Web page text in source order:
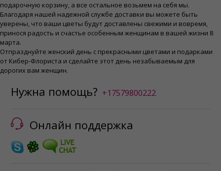
подарочную корзину, а все остальное возьмем на себя мы.
Благодаря нашей надежной службе доставки вы можете быть
уверены, что ваши цветы будут доставлены свежими и вовремя,
принося радость и счастье особенным женщинам в вашей жизни 8
марта.
Отпразднуйте женский день с прекрасными цветами и подарками
от Кибер-Флориста и сделайте этот день незабываемым для
дорогих вам женщин.
Нужна помощь? +17579800222
Онлайн поддержка